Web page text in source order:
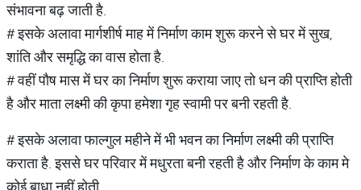
संभावना बढ़ जाती है.
# इसके अलावा मार्गशीर्ष माह में निर्माण काम शुरू करने से घर में सुख,
शांति और समृद्धि का वास होता है.
# वहीं पौष मास में घर का निर्माण शुरू कराया जाए तो धन की प्राप्ति होती
है और माता लक्ष्मी की कृपा हमेशा गृह स्वामी पर बनी रहती है.
# इसके अलावा फाल्गुल महीने में भी भवन का निर्माण लक्ष्मी की प्राप्ति
कराता है. इससे घर परिवार में मधुरता बनी रहती है और निर्माण के काम मे